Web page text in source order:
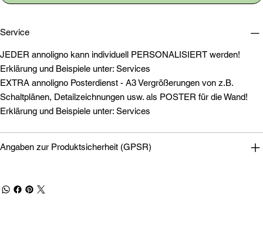
Service
JEDER annoligno kann individuell PERSONALISIERT werden!
Erklärung und Beispiele unter: Services
EXTRA annoligno Posterdienst - A3 Vergrößerungen von z.B.
Schaltplänen, Detailzeichnungen usw. als POSTER für die Wand!
Erklärung und Beispiele unter: Services
Angaben zur Produktsicherheit (GPSR)